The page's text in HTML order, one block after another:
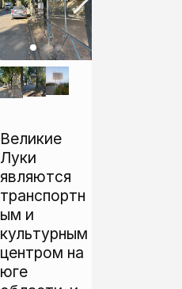
Великие
Луки
являются
транспортн
ым и
культурным
центром на
юге